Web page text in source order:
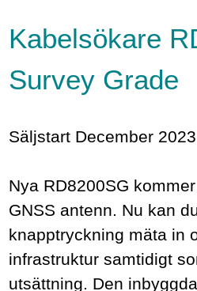
Kabelsökare
Survey Grade
Säljstart December 2023
Nya RD8200SG
GNSS antenn. Nu kan
knapptryckning mäta in
infrastruktur samtidigt
utsättning. Den